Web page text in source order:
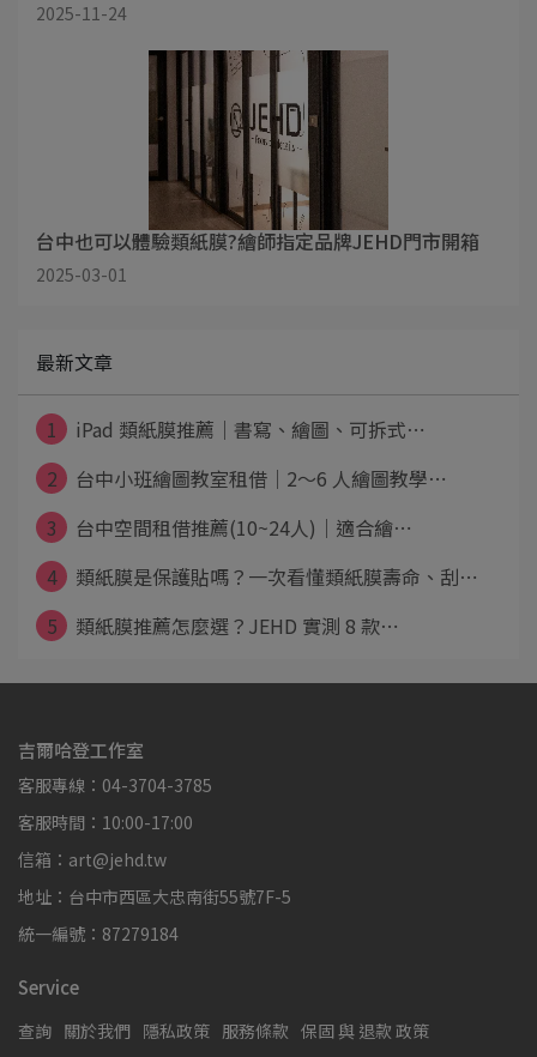
2025-11-24
台中也可以體驗類紙膜?繪師指定品牌JEHD門市開箱
2025-03-01
最新文章
1
iPad 類紙膜推薦｜書寫、繪圖、可拆式⋯
2
台中小班繪圖教室租借｜2～6 人繪圖教學⋯
3
台中空間租借推薦(10~24人)｜適合繪⋯
4
類紙膜是保護貼嗎？一次看懂類紙膜壽命、刮⋯
5
類紙膜推薦怎麼選？JEHD 實測 8 款⋯
吉爾哈登工作室
客服專線：04-3704-3785
客服時間：10:00-17:00
信箱：art@jehd.tw
地址：台中市西區大忠南街55號7F-5
統一編號：87279184
Service
查詢 關於我們 隱私政策 服務條款 保固 與 退款 政策